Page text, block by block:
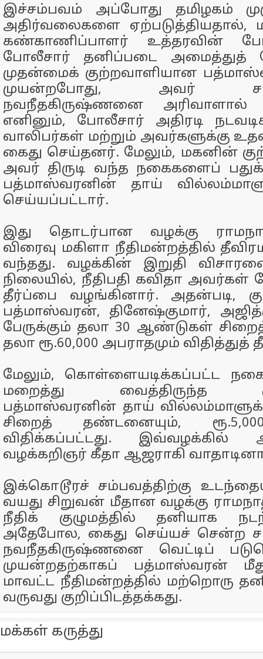
இச்சம்பவம் அப்போது தமிழகம்
அதிர்வலைகளை ஏற்படுத்தியதால்,
கண்காணிப்பாளர் உத்தரவின்
போலீசார் தனிப்படை அமைத்துத்
முதன்மைக் குற்றவாளியான
முயன்றபோது, அவர் சப்-
நவநீதகிருஷ்ணனை அரிவாளால்
எனினும், போலீசார் அதிரடி
வாலிபர்கள் மற்றும் அவர்களுக்கு
கைது செய்தனர். மேலும், மகனின்
அவர் திருடி வந்த நகைகளைப்
பத்மாஸ்வரனின் தாய்
செய்யப்பட்டார்.
இது தொடர்பான வழக்கு
விரைவு மகிளா நீதிமன்றத்தில்
வந்தது. வழக்கின் இறுதி
நிலையில், நீதிபதி கவிதா அவர்கள்
தீர்ப்பை வழங்கினார். அதன்படி,
பத்மாஸ்வரன், தினேஷ்குமார்,
பேருக்கும் தலா 30 ஆண்டுகள்
தலா ரூ.60,000 அபராதமும் விதித்துத்
மேலும், கொள்ளையடிக்கப்பட்ட
மறைத்து வைத்திருந்த
பத்மாஸ்வரனின் தாய்
சிறைத் தண்டனையும்,
விதிக்கப்பட்டது. இவ்வழக்கில்
வழக்கறிஞர் கீதா ஆஜராகி
இக்கொடூரச் சம்பவத்திற்கு
வயது சிறுவன் மீதான வழக்கு
நீதிக் குழுமத்தில் தனியாக
அதேபோல, கைது செய்யச் சென்ற
நவநீதகிருஷ்ணனை வெட்டிப்
முயன்றதற்காகப் பத்மாஸ்வரன் மீது
மாவட்ட நீதிமன்றத்தில் மற்றொரு
வருவது குறிப்பிடத்தக்கது.
மக்கள் கருத்து